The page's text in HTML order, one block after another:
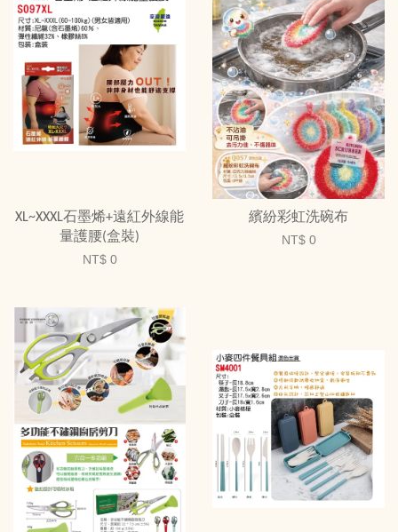
XL~XXXL石墨烯+遠紅外線能
量護腰(盒裝)
NT$ 0
繽紛彩虹洗碗布
NT$ 0